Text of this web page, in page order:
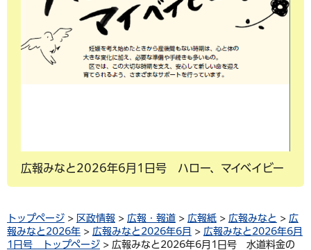
広報みなと2026年6月1日号 ハロー、マイベイビー
トップページ > 区政情報 > 広報・報道 > 広報紙 > 広報みなと > 広
報みなと2026年 > 広報みなと2026年6月 > 広報みなと2026年6月
1日号 トップページ > 広報みなと2026年6月1日号 水道料金の